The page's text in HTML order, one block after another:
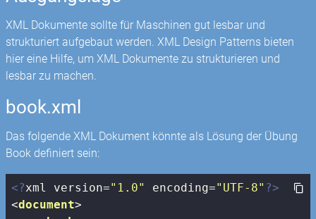
XML Dokumente sollte für Maschinen gut lesbar und
strukturiert aufgebaut werden. XML Design Patterns bieten
hier eine Hilfe, um XML Dokumente zu strukturieren und
lesbar zu machen.
book.xml
Das folgende XML Dokument könnte als Lösung der Übung
Book definiert sein:
<?xml version="1.0" encoding="UTF-8" ?>
<document>